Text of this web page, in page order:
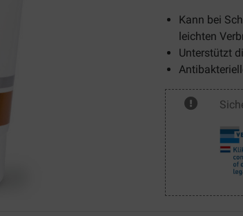
Kann bei
leichten
Unterstützt